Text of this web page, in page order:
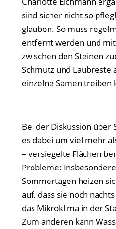
sind sicher nicht so
glauben. So muss
entfernt werden und
zwischen den Steinen
Schmutz und Laubreste
einzelne Samen treiben
Bei der Diskussion über
es dabei um viel mehr
– versiegelte Flächen
Probleme:
Sommertagen heizen
auf, dass sie noch
das Mikroklima in der
Zum anderen kann